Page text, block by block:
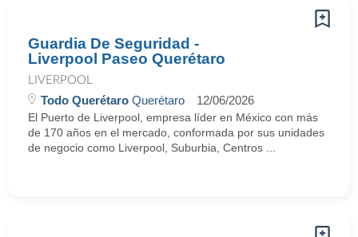
Guardia De Seguridad -
Liverpool Paseo Querétaro
LIVERPOOL
Todo Querétaro Querétaro 12/06/2026
El Puerto de Liverpool, empresa líder en México con más
de 170 años en el mercado, conformada por sus unidades
de negocio como Liverpool, Suburbia, Centros ...